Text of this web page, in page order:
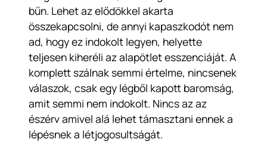
bűn. Lehet az elődökkel akarta
összekapcsolni, de annyi kapaszkodót nem
ad, hogy ez indokolt legyen, helyette
teljesen kiheréli az alapötlet esszenciáját. A
komplett szálnak semmi értelme, nincsenek
válaszok, csak egy légből kapott baromság,
amit semmi nem indokolt. Nincs az az
észérv amivel alá lehet támasztani ennek a
lépésnek a létjogosultságát.